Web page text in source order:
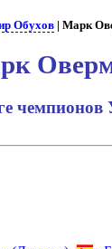
Обухов | Марк